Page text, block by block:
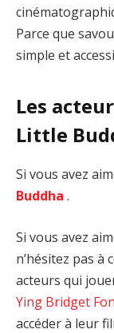
Parce que
simple et
Les
Little
Si vous avez
Buddha .
Si vous avez
n’hésitez pas à
acteurs qui
Ying Bridget
accéder à leur